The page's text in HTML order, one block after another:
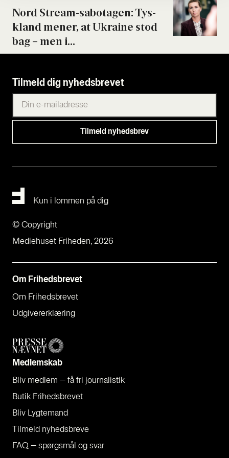
Nord Stream-sabo­ta­gen: Tys­
kland mener, at Ukrai­ne stod
bag – men i...
Tilmeld dig nyhedsbrevet
Om Fri­heds­bre­vet
Om Fri­heds­bre­vet
Udgi­ve­rer­klæ­ring
Med­lem­skab
Bliv med­lem – få fri jour­na­li­stik
Butik Fri­heds­bre­vet
Bliv Lyg­te­mand
Til­meld nyheds­bre­ve
FAQ – spørgs­mål og svar
Kun i lommen på dig
Mediehuset Friheden, 2026
© Copyright